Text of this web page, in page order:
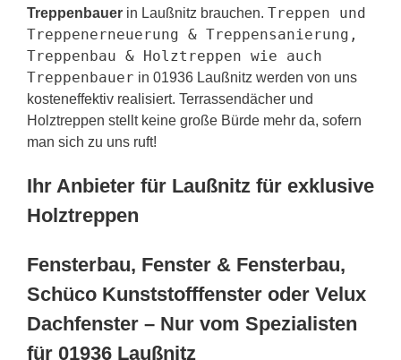
Treppenbauer in Laußnitz brauchen. Treppen und
Treppenerneuerung & Treppensanierung,
Treppenbau & Holztreppen wie auch
Treppenbauer in 01936 Laußnitz werden von uns
kosteneffektiv realisiert. Terrassendächer und
Holztreppen stellt keine große Bürde mehr da, sofern
man sich zu uns ruft!
Ihr Anbieter für Laußnitz für exklusive
Holztreppen
Fensterbau, Fenster & Fensterbau,
Schüco Kunststofffenster oder Velux
Dachfenster – Nur vom Spezialisten
für 01936 Laußnitz